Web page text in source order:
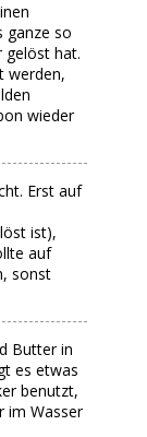
ganze so
gelöst hat.
werden,
wieder
Erst auf
ist),
auf
sonst
Butter in
es etwas
benutzt,
im Wasser